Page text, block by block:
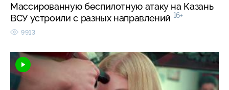
Массированную беспилотную атаку на Казань
ВСУ устроили с разных направлений 16+
9913